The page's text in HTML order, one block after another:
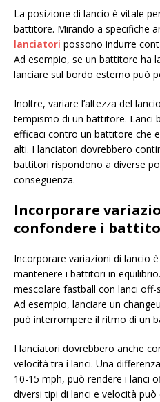
La posizione di lancio è vitale
battitore. Mirando a specifiche
lanciatori possono indurre
Ad esempio, se un battitore ha
lanciare sul bordo esterno può
Inoltre, variare l’altezza del
tempismo di un battitore. Lanci
efficaci contro un battitore che
alti. I lanciatori dovrebbero
battitori rispondono a diverse
conseguenza.
Incorporare
confondere i
Incorporare variazioni di lancio
mantenere i battitori in
mescolare fastball con lanci
Ad esempio, lanciare un
può interrompere il ritmo di un
I lanciatori dovrebbero anche
velocità tra i lanci. Una
10-15 mph, può rendere i lanci
diversi tipi di lanci e velocità